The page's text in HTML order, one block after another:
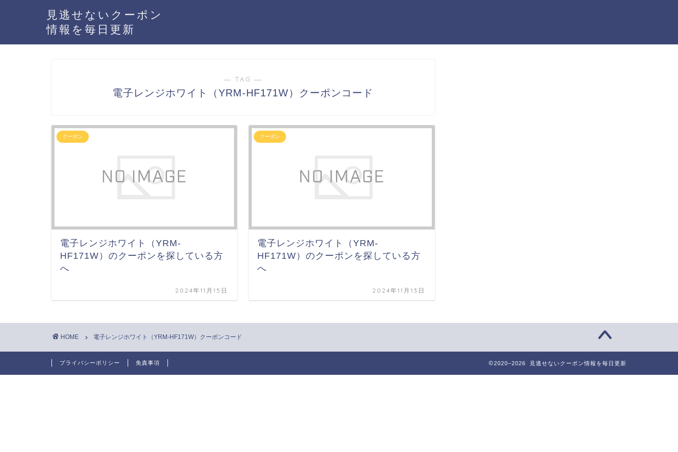
見逃せないクーポン
情報を毎日更新
― TAG ―
電子レンジホワイト（YRM-HF171W）クーポンコード
クーポン
電子レンジホワイト（YRM-
HF171W）のクーポンを探している方
へ
2024年11月15日
クーポン
電子レンジホワイト（YRM-
HF171W）のクーポンを探している方
へ
2024年11月13日
HOME 電子レンジホワイト（YRM-HF171W）クーポンコード
プライバシーポリシー 免責事項 2020–2026 見逃せないクーポン情報を毎日更新